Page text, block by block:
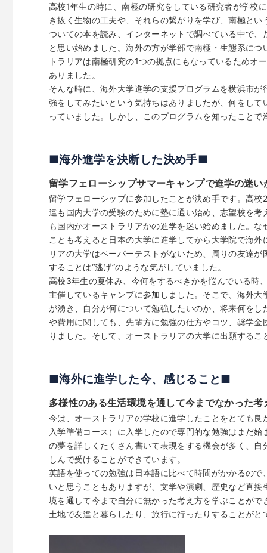
高校1年生の時に、南極の研究をしている研究者が学校
き抜く生物の工夫や、それらの繋がりを学び、南極と
ついての本を読み、インターネットで調べている中で
と思い始めました。海外の方が学部で南極・生態系に
トラリアは南極研究の1つの拠点にもなっているためオ
ありました。
そんな時に、海外大学進学の支援プログラムを横浜市
強をしてみたいという気持ちはありましたが、何をし
っていました。しかし、このプログラムを知ったこと
■海外進学を決断した決め手■
留学フェローシップサマーキャンプで進学の迷い
留学フェローシップに参加したことが決め手です。高
達も国内大学の受験のために塾に通い始め、志望校を
も国内かオーストラリアかの進学を迷い始めました。
ことも考えると日本の大学に進学してから大学院で海
リアの大学はペーパーテストがないため、周りの友達
することは“逃げ”のような気がしていました。
高校3年生の夏休み、今何をするべきかを悩んでいる時
主催しているキャンプに参加しました。そこで、海外
が湧き、自分が何について勉強したいのか、将来何を
や費用に関しても、先輩方に勉強の仕方やコツ、奨学
りました。そして、オーストラリアの大学に出願するこ
■海外に進学した今、感じること■
多様性のある生活環境を通して今までなかった
今は、オーストラリアの学校に進学したことをとても
入学準備コース）に入学したので専門的な勉強はまだ
の夢を詳しくたくさん書いて表現をする機会が多く、
しんで受けることができています。
英語を使っての勉強は日本語に比べて時間がかかるの
いと思うこともありますが、文学や演劇、歴史など直
境を通して今まで自分に無かった考え方を学ぶことが
土地で友達と暮らしたり、旅行に行ったりすることがと